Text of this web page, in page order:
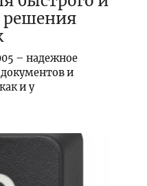
решения
– надежное
и
и у